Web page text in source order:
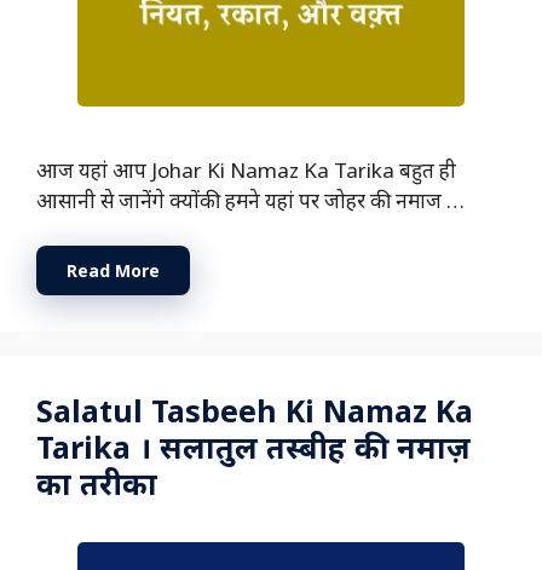
आज यहां आप Johar Ki Namaz Ka Tarika बहुत ही
आसानी से जानेंगे क्योंकी हमने यहां पर जोहर की नमाज …
Read More
Salatul Tasbeeh Ki Namaz Ka
Tarika । सलातुल तस्बीह की नमाज़
का तरीका